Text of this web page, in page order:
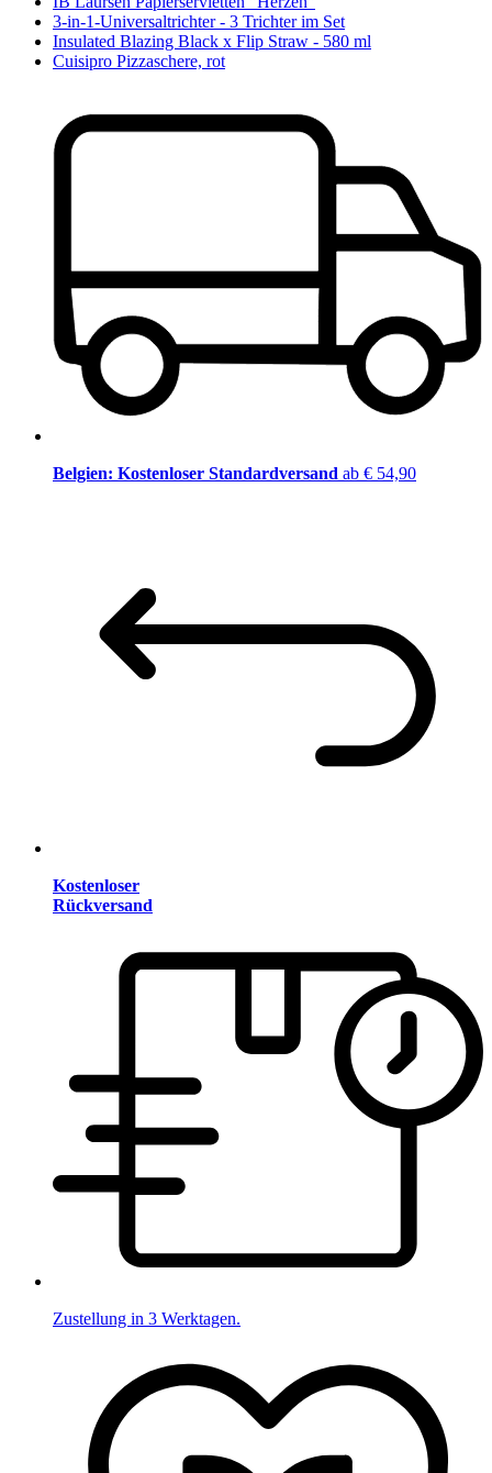
3-in-1-Universaltrichter - 3 Trichter im Set
Insulated Blazing Black x Flip Straw - 580 ml
Cuisipro Pizzaschere, rot
Belgien: Kostenloser Standardversand ab € 54,90
Kostenloser
Rückversand
Zustellung in 3 Werktagen.